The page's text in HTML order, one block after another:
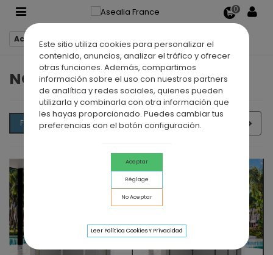
Este sitio utiliza cookies para personalizar el
contenido, anuncios, analizar el tráfico y ofrecer
otras funciones. Además, compartimos
información sobre el uso con nuestros partners
de analítica y redes sociales, quienes pueden
utilizarla y combinarla con otra información que
les hayas proporcionado. Puedes cambiar tus
preferencias con el botón configuración.
Aceptar
Réglage
No Aceptar
Leer Política Cookies Y Privacidad
0
Accueil
NOUVEAUX PRODUITS
Filtrer
Date d'ajout, du plus récent au
plus ancien